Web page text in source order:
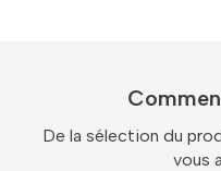
De la sélection du
vous